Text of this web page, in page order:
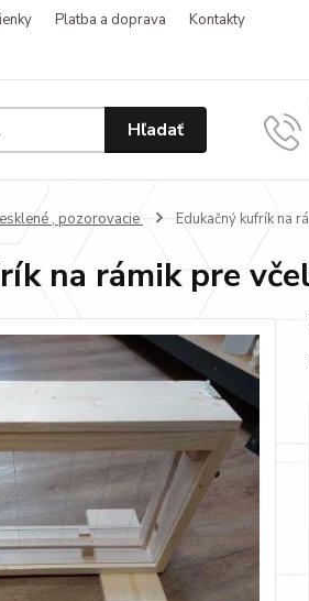
Platba a doprava
Kontakty
Hľadať
, pozorovacie Edukačný kufrík na
na rámik pre